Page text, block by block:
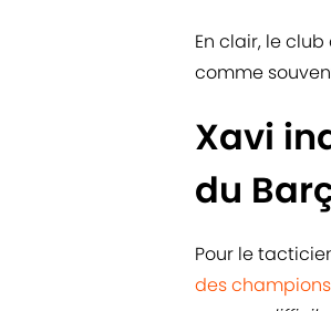
En clair, le
comme
Xavi
du
Pour le
des champions